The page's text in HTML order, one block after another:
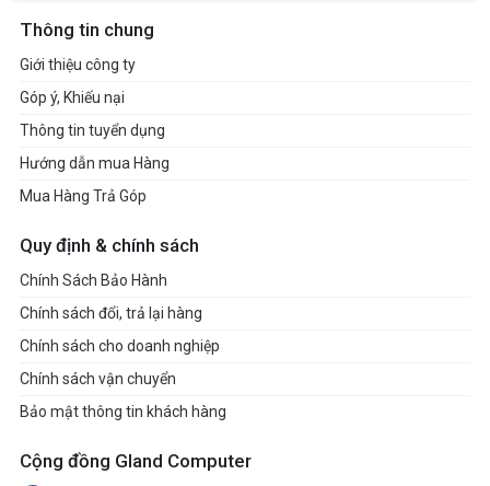
Thông tin chung
Giới thiệu công ty
Góp ý, Khiếu nại
Thông tin tuyển dụng
Hướng dẫn mua Hàng
Mua Hàng Trả Góp
Quy định & chính sách
Chính Sách Bảo Hành
Chính sách đổi, trả lại hàng
Chính sách cho doanh nghiệp
Chính sách vận chuyển
Bảo mật thông tin khách hàng
Cộng đồng Gland Computer